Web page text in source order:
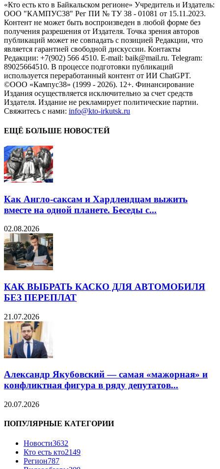
«Кто есть кто в Байкальском регионе» Учредитель и Издатель:
ООО "КАМПУС38" Рег ПИ № ТУ 38 - 01081 от 15.11.2023.
Контент не может быть воспроизведен в любой форме без
получения разрешения от Издателя. Точка зрения авторов
публикаций может не совпадать с позицией Редакции, что
является гарантией свободной дискуссии. Контакты
Редакции: +7(902) 566 4510. E-mail: baik@mail.ru. Telegram:
89025664510. В процессе подготовки публикаций
используется переработанный контент от ИИ ChatGPT.
©ООО «Кампус38» (1999 - 2026). 12+. Финансирование
Издания осуществляется исключительно за счет средств
Издателя. Издание не рекламирует политические партии.
Свяжитесь с нами: info@kto-irkutsk.ru
ЕЩЁ БОЛЬШЕ НОВОСТЕЙ
Как Англо-саксам и Хардлендцам выжить
вместе на одной планете. Беседы с...
02.08.2026
КАК ВЫБРАТЬ КАСКО ДЛЯ АВТОМОБИЛЯ
БЕЗ ПЕРЕПЛАТ
21.07.2026
Александр Якубовский — самая «мажорная» и
конфликтная фигура в ряду депутатов...
20.07.2026
ПОПУЛЯРНЫЕ КАТЕГОРИИ
Новости3632
Кто есть кто2149
Регион787